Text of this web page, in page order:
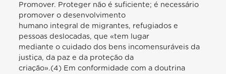
Promover. Proteger não é suficiente; é necessário
promover o desenvolvimento
humano integral de migrantes, refugiados e
pessoas deslocadas, que «tem lugar
mediante o cuidado dos bens incomensuráveis da
justiça, da paz e da proteção da
criação».(4) Em conformidade com a doutrina